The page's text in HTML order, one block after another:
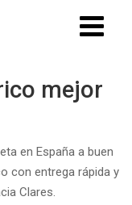
mejor
en España a buen
con entrega rápida y
Clares.